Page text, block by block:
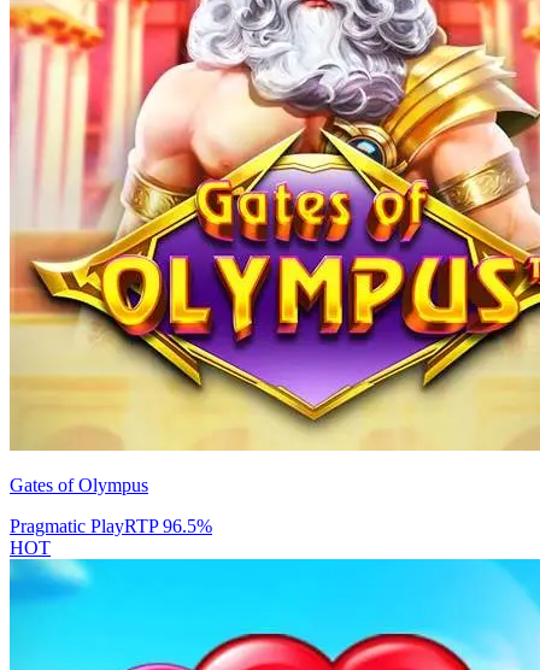
Gates of Olympus
Pragmatic PlayRTP96.5%
HOT